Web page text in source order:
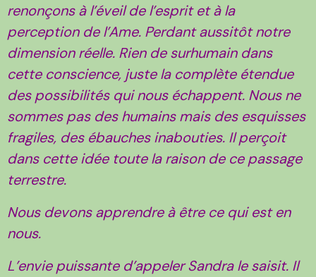
renonçons à l’éveil de l’esprit et à la
perception de l’Ame. Perdant aussitôt notre
dimension réelle. Rien de surhumain dans
cette conscience, juste la complète étendue
des possibilités qui nous échappent. Nous ne
sommes pas des humains mais des esquisses
fragiles, des ébauches inabouties. Il perçoit
dans cette idée toute la raison de ce passage
terrestre.
Nous devons apprendre à être ce qui est en
nous.
L’envie puissante d’appeler Sandra le saisit. Il